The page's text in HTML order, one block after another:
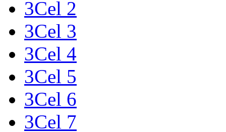
3Cel 2
3Cel 3
3Cel 4
3Cel 5
3Cel 6
3Cel 7